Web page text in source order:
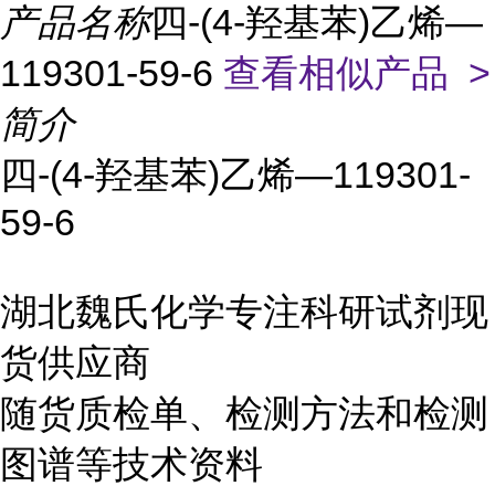
产品名称四-(4-羟基苯)乙烯—
119301-59-6 查看相似产品 >
简介
四-(4-羟基苯)乙烯—119301-
59-6
湖北魏氏化学专注科研试剂现
货供应商
随货质检单、检测方法和检测
图谱等技术资料